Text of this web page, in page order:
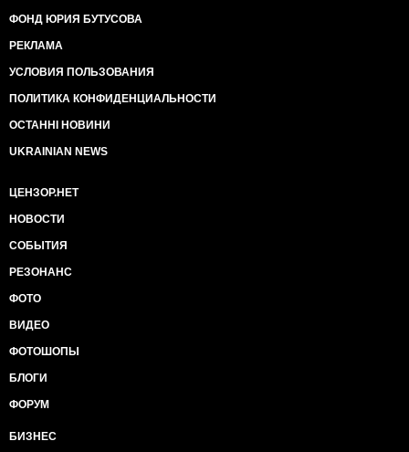
ФОНД ЮРИЯ БУТУСОВА
РЕКЛАМА
УСЛОВИЯ ПОЛЬЗОВАНИЯ
ПОЛИТИКА КОНФИДЕНЦИАЛЬНОСТИ
ОСТАННІ НОВИНИ
UKRAINIAN NEWS
ЦЕНЗОР.НЕТ
НОВОСТИ
СОБЫТИЯ
РЕЗОНАНС
ФОТО
ВИДЕО
ФОТОШОПЫ
БЛОГИ
ФОРУМ
БИЗНЕС